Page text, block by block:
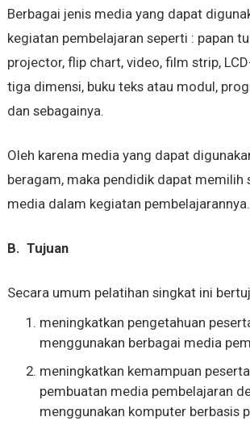
Berbagai jenis media yang dapat
kegiatan pembelajaran seperti : papan
projector, flip chart, video, film strip,
tiga dimensi, buku teks atau modul,
dan sebagainya.
Oleh karena media yang dapat
beragam, maka pendidik dapat memilih
media dalam kegiatan pembelajarannya.
B. Tujuan
Secara umum pelatihan singkat ini
meningkatkan pengetahuan
menggunakan berbagai media
meningkatkan kemampuan
pembuatan media pembelajaran
menggunakan komputer berbasis